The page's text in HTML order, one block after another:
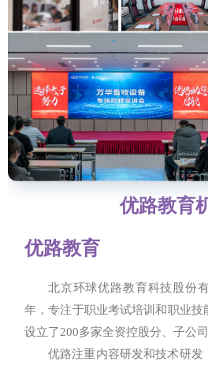
优路教育
优路教育
北京环球优路教育科技股份
年，专注于职业考试培训和职业技
设立了200多家全资控股分、子公司
优路注重内容研发和技术研发